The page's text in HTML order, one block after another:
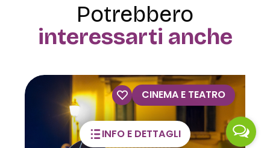
INFO E DETTAGLI
Potrebbero
interessarti anche
CINEMA E TEATRO